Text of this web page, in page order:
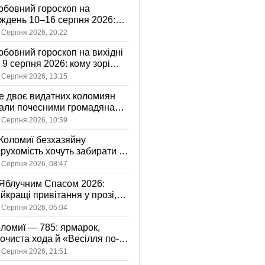
гороскоп на
10–16 серпня 2026:
зорі готують у стосунках
знаку
Серпня 2026, 20:22
гороскоп на вихідні
9 серпня 2026: кому зорі
ніжність, а кому —
розмову
Серпня 2026, 13:15
двоє видатних коломиян
почесними громадянами
Серпня 2026, 10:59
безхазяйну
хочуть забирати у
громади: що це
Серпня 2026, 08:47
Спасом 2026:
привітання у прозі,
та картинках
Серпня 2026, 05:04
— 785: ярмарок,
хода й «Весілля по-
— чим
День міста
Серпня 2026, 21:51